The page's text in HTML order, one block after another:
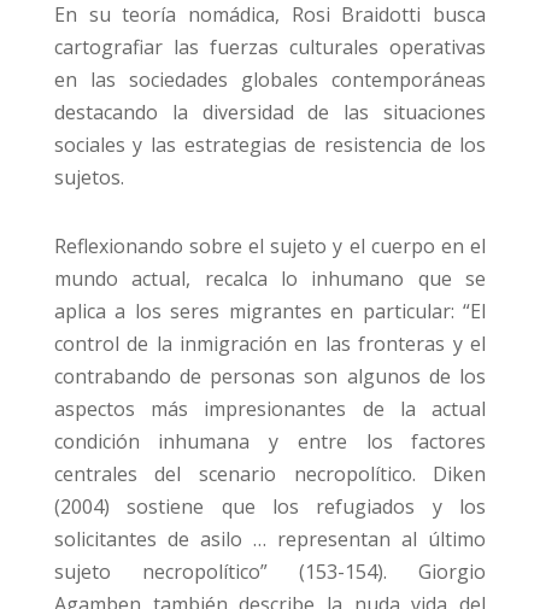
En su teoría nomádica, Rosi Braidotti busca
cartografiar las fuerzas culturales operativas
en las sociedades globales contemporáneas
destacando la diversidad de las situaciones
sociales y las estrategias de resistencia de los
sujetos.
Reflexionando sobre el sujeto y el cuerpo en el
mundo actual, recalca lo inhumano que se
aplica a los seres migrantes en particular: “El
control de la inmigración en las fronteras y el
contrabando de personas son algunos de los
aspectos más impresionantes de la actual
condición inhumana y entre los factores
centrales del scenario necropolítico. Diken
(2004) sostiene que los refugiados y los
solicitantes de asilo … representan al último
sujeto necropolítico” (153-154). Giorgio